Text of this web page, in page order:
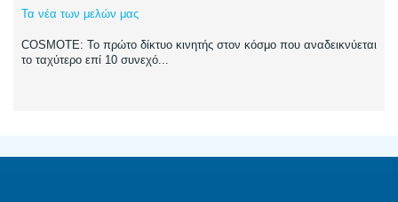
Τα νέα των μελών μας
COSMOTE: Το πρώτο δίκτυο κινητής στον κόσμο που αναδεικνύεται
το ταχύτερο επί 10 συνεχό...